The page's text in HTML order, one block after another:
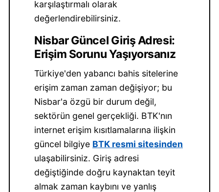
karşılaştırmalı olarak
değerlendirebilirsiniz.
Nisbar Güncel Giriş Adresi:
Erişim Sorunu Yaşıyorsanız
Türkiye'den yabancı bahis sitelerine
erişim zaman zaman değişiyor; bu
Nisbar'a özgü bir durum değil,
sektörün genel gerçekliği. BTK'nın
internet erişim kısıtlamalarına ilişkin
güncel bilgiye BTK resmi sitesinden
ulaşabilirsiniz. Giriş adresi
değiştiğinde doğru kaynaktan teyit
almak zaman kaybını ve yanlış